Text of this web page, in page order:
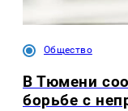
Общество
В Тюмени
борьбе с